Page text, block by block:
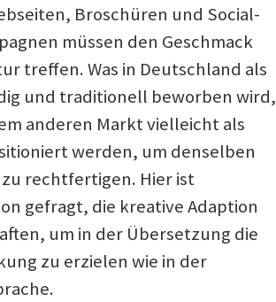
Broschüren und Social-
müssen den Geschmack
treffen. Was in Deutschland als
und traditionell beworben wird,
anderen Markt vielleicht als
werden, um denselben
rechtfertigen. Hier ist
gefragt, die kreative Adaption
um in der Übersetzung die
zu erzielen wie in der